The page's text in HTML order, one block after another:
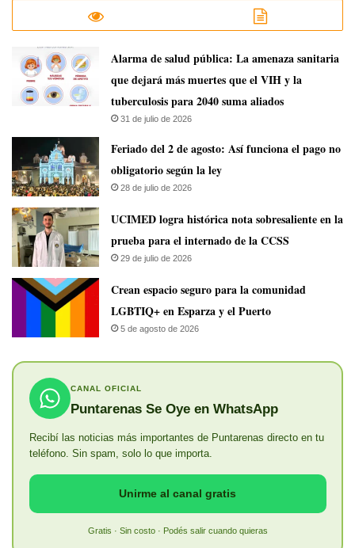
​Alarma de salud pública: La amenaza sanitaria
que dejará más muertes que el VIH y la
tuberculosis para 2040 suma aliados
31 de julio de 2026
Feriado del 2 de agosto: Así funciona el pago no
obligatorio según la ley
28 de julio de 2026
UCIMED logra histórica nota sobresaliente en la
prueba para el internado de la CCSS
29 de julio de 2026
Crean espacio seguro para la comunidad
LGBTIQ+ en Esparza y el Puerto
5 de agosto de 2026
CANAL OFICIAL
Puntarenas Se Oye en WhatsApp
Recibí las noticias más importantes de Puntarenas directo en tu
teléfono. Sin spam, solo lo que importa.
Unirme al canal gratis
Gratis · Sin costo · Podés salir cuando quieras